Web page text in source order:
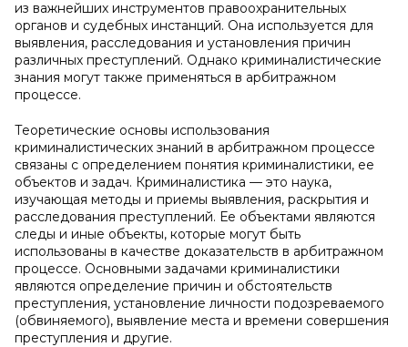
из важнейших инструментов правоохранительных
органов и судебных инстанций. Она используется для
выявления, расследования и установления причин
различных преступлений. Однако криминалистические
знания могут также применяться в арбитражном
процессе.
Теоретические основы использования
криминалистических знаний в арбитражном процессе
связаны с определением понятия криминалистики, ее
объектов и задач. Криминалистика — это наука,
изучающая методы и приемы выявления, раскрытия и
расследования преступлений. Ее объектами являются
следы и иные объекты, которые могут быть
использованы в качестве доказательств в арбитражном
процессе. Основными задачами криминалистики
являются определение причин и обстоятельств
преступления, установление личности подозреваемого
(обвиняемого), выявление места и времени совершения
преступления и другие.